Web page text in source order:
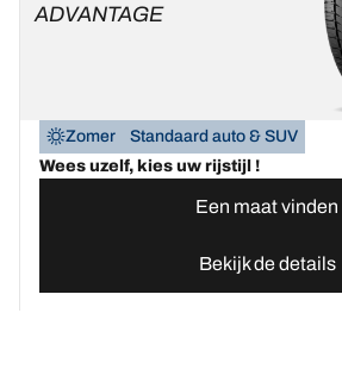
ADVANTAGE
Zomer
Standaard auto & SUV
Wees uzelf, kies uw rijstijl !
Een maat vinden
Bekijk de details